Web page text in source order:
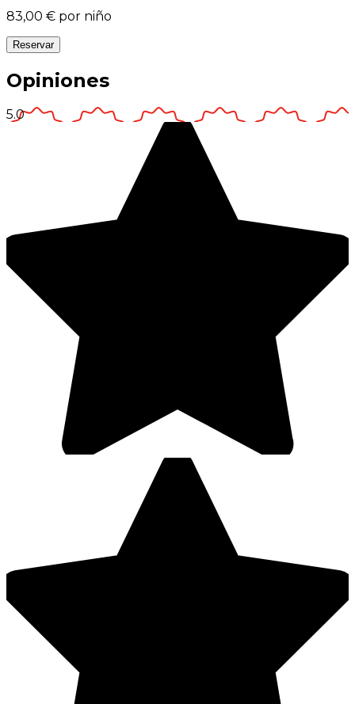
83,00 € por niño
Reservar
Opiniones
5.0